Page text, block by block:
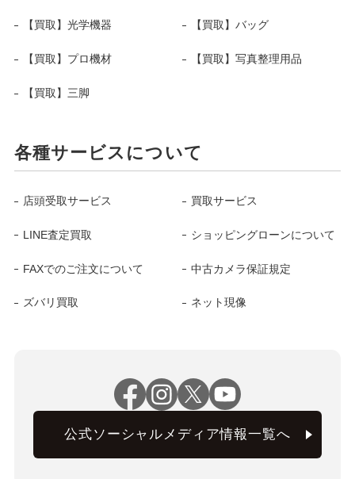
【買取】光学機器 【買取】バッグ
【買取】プロ機材 【買取】写真整理用品
【買取】三脚
各種サービスについて
店頭受取サービス 買取サービス
LINE査定買取 ショッピングローンについて
FAXでのご注文について 中古カメラ保証規定
ズバリ買取 ネット現像
公式ソーシャルメディア情報一覧へ